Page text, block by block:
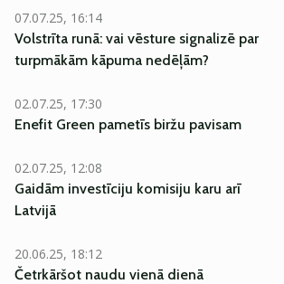
07.07.25, 16:14
Volstrīta runā: vai vēsture signalizē par
turpmākām kāpuma nedēļām?
02.07.25, 17:30
Enefit Green pametīs biržu pavisam
02.07.25, 12:08
Gaidām investīciju komisiju karu arī
Latvijā
20.06.25, 18:12
Četrkāršot naudu vienā dienā